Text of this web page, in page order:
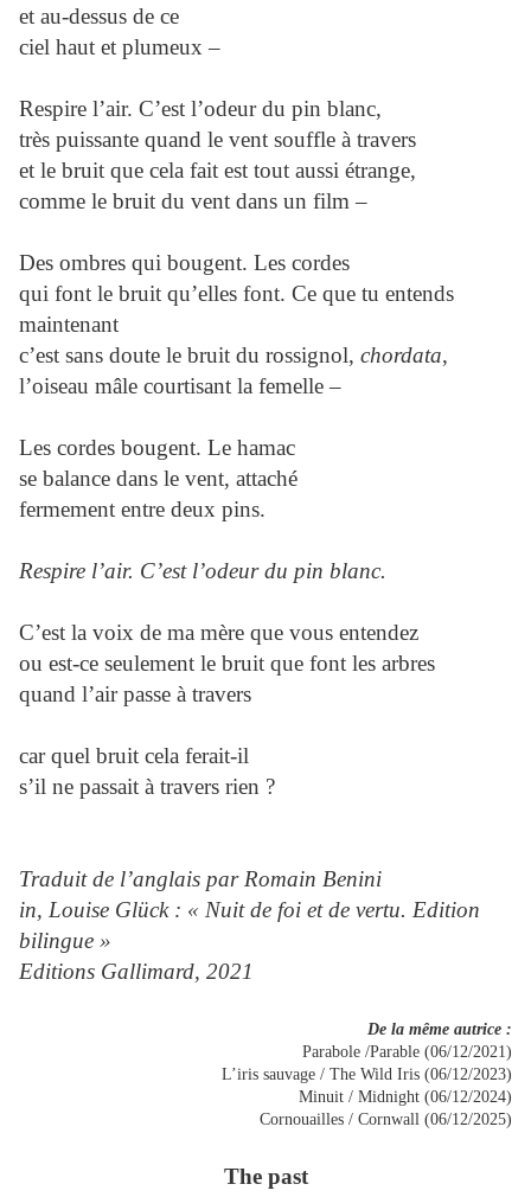
et au-dessus de ce
ciel haut et plumeux –
Respire l’air. C’est l’odeur du pin blanc,
très puissante quand le vent souffle à travers
et le bruit que cela fait est tout aussi étrange,
comme le bruit du vent dans un film –
Des ombres qui bougent. Les cordes
qui font le bruit qu’elles font. Ce que tu entends
maintenant
c’est sans doute le bruit du rossignol, chordata,
l’oiseau mâle courtisant la femelle –
Les cordes bougent. Le hamac
se balance dans le vent, attaché
fermement entre deux pins.
Respire l’air. C’est l’odeur du pin blanc.
C’est la voix de ma mère que vous entendez
ou est-ce seulement le bruit que font les arbres
quand l’air passe à travers
car quel bruit cela ferait-il
s’il ne passait à travers rien ?
Traduit de l’anglais par Romain Benini
in, Louise Glück : « Nuit de foi et de vertu. Edition
bilingue »
Editions Gallimard, 2021
De la même autrice :
Parabole /Parable (06/12/2021)
L’iris sauvage / The Wild Iris (06/12/2023)
Minuit / Midnight (06/12/2024)
Cornouailles / Cornwall (06/12/2025)
The past